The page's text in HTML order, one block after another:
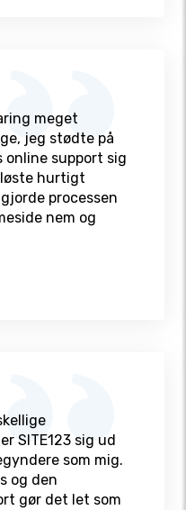
meget
jeg stødte på
support sig
hurtigt
processen
nem og
SITE123 sig ud
som mig.
og den
gør det let som